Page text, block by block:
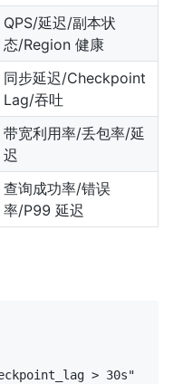
QPS/延迟/副本状
态/Region 健康
同步延迟/Checkpoint
Lag/吞吐
带宽利用率/丢包率/延
迟
查询成功率/错误
率/P99 延迟
> 30s"